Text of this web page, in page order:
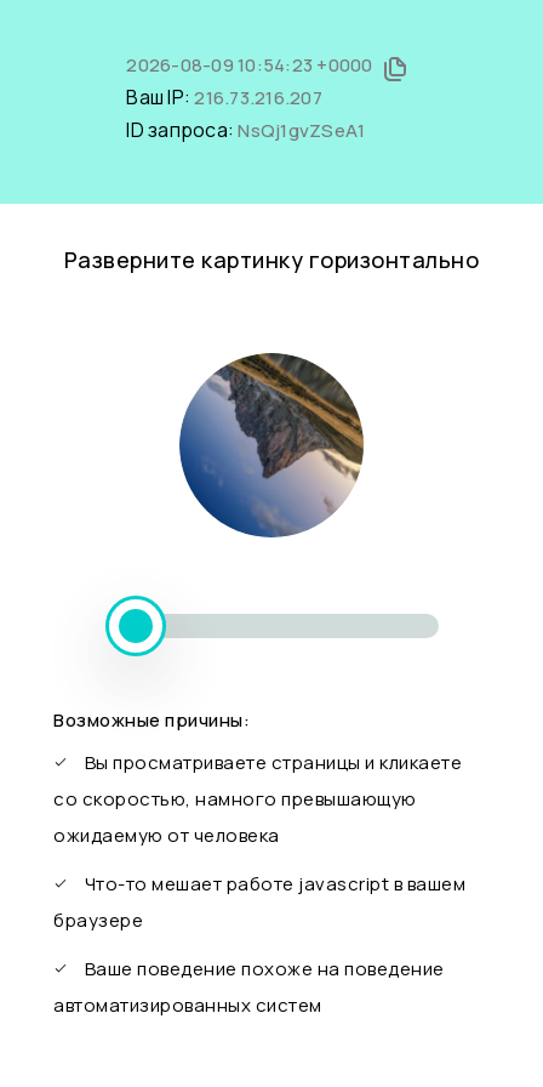
2026-08-09 10:54:23 +0000
Ваш IP:216.73.216.207
ID запроса:NsQj1gvZSeA1
Разверните картинку горизонтально
Возможные причины:
Вы просматриваете страницы и кликаете
со скоростью, намного превышающую
ожидаемую от человека
Что-то мешает работе javascript в вашем
браузере
Ваше поведение похоже на поведение
автоматизированных систем